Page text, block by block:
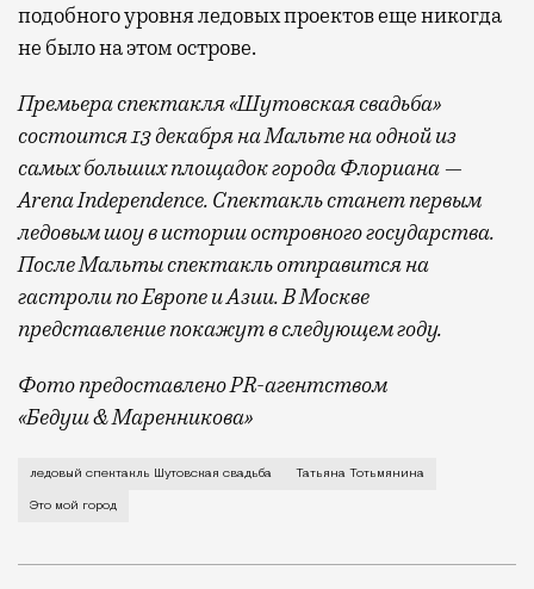
подобного уровня ледовых проектов еще никогда
не было на этом острове.
Премьера спектакля «Шутовская свадьба»
состоится 13 декабря на Мальте на одной из
самых больших площадок города Флориана —
Arena Independence. Спектакль станет первым
ледовым шоу в истории островного государства.
После Мальты спектакль отправится на
гастроли по Европе и Азии. В Москве
представление покажут в следующем году.
Фото предоставлено PR-агентством
«Бедуш & Маренникова»
О нелюбви к Москве и способности
ледовый спектакль Шутовская свадьба Татьяна Тотьмянина
Это мой город